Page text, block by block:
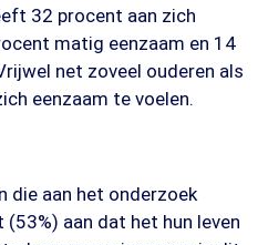
32 procent aan zich
matig eenzaam en 14
net zoveel ouderen als
eenzaam te voelen.
die aan het onderzoek
aan dat het hun leven